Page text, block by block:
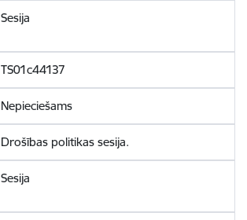
Sesija
TS01c44137
Nepieciešams
Drošības politikas sesija.
Sesija